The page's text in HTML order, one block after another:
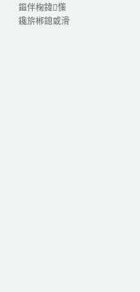
鏂伴椈鍏憡
鑱旂郴鎴戜滑